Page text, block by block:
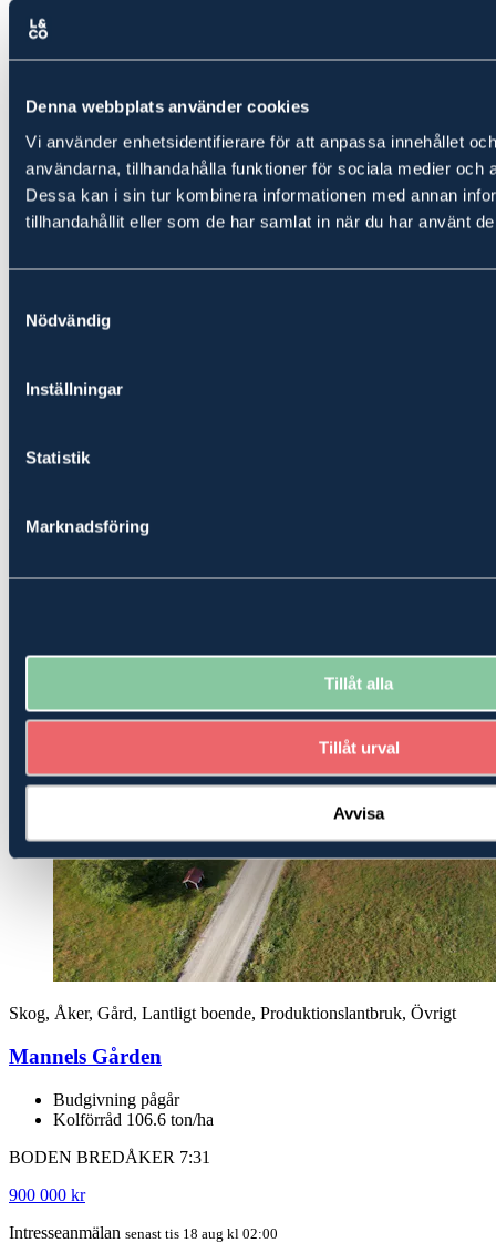
Denna webbplats använder cookies
Vi använder enhetsidentifierare för att anpassa innehållet
användarna, tillhandahålla funktioner för sociala medier och
Dessa kan i sin tur kombinera informationen med annan
tillhandahållit eller som de har samlat in när du har använt
Nödvändig
Inställningar
Statistik
Marknadsföring
Tillåt alla
Tillåt urval
Avvisa
Östra delen
Översiktsbild, från väst mot öst.
Skog, Åker, Gård, Lantligt boende, Produktionslantbruk, Övrigt
Mannels Gården
Budgivning pågår
Kolförråd 106.6 ton/ha
BODEN BREDÅKER 7:31
900 000 kr
Intresseanmälan senast tis 18 aug kl 02:00